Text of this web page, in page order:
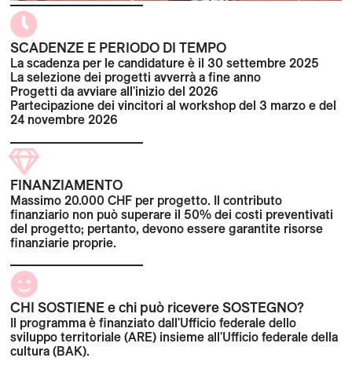
SCADENZE E PERIODO DI TEMPO
La scadenza per le candidature è il 30 settembre 2025
La selezione dei progetti avverrà a fine anno
Progetti da avviare all'inizio del 2026
Partecipazione dei vincitori al workshop del 3 marzo e del
24 novembre 2026
FINANZIAMENTO
Massimo 20.000 CHF per progetto. Il contributo
finanziario non può superare il 50% dei costi preventivati
del progetto; pertanto, devono essere garantite risorse
finanziarie proprie.
CHI SOSTIENE e chi può ricevere SOSTEGNO?
Il programma è finanziato dall'Ufficio federale dello
sviluppo territoriale (ARE) insieme all'Ufficio federale della
cultura (BAK).